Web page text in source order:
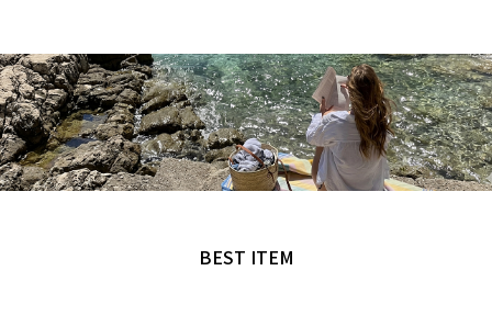
MADE by NANING9
BEST ITEM